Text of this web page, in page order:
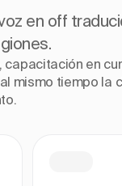
en off
capacitación en
mismo tiempo la